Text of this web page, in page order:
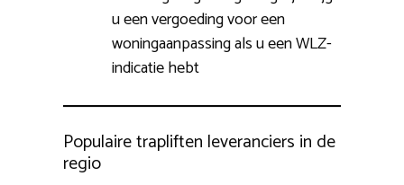
u een vergoeding voor een
woningaanpassing als u een WLZ-
indicatie hebt
Populaire trapliften leveranciers in de
regio